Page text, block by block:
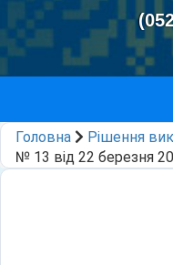
Головна
Рішення
№ 13 від 22 березня